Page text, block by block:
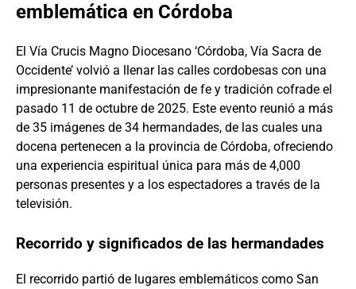
emblemática en Córdoba
El Vía Crucis Magno Diocesano ‘Córdoba, Vía Sacra de
Occidente’ volvió a llenar las calles cordobesas con una
impresionante manifestación de fe y tradición cofrade el
pasado 11 de octubre de 2025. Este evento reunió a más
de 35 imágenes de 34 hermandades, de las cuales una
docena pertenecen a la provincia de Córdoba, ofreciendo
una experiencia espiritual única para más de 4,000
personas presentes y a los espectadores a través de la
televisión.
Recorrido y significados de las hermandades
El recorrido partió de lugares emblemáticos como San